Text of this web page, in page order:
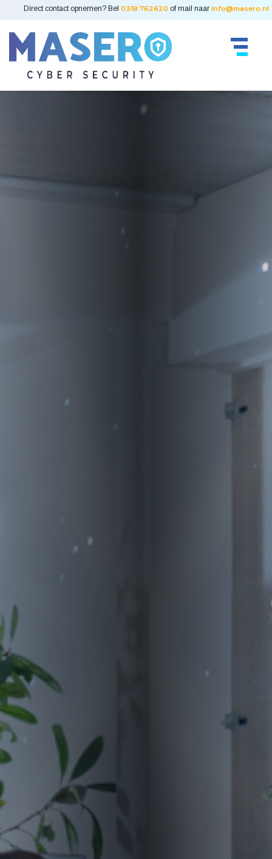
Direct contact opnemen? Bel 0318 762620 of mail naar info@masero.nl